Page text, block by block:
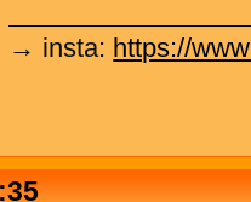
→ insta: https://